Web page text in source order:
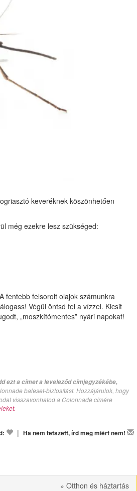
keveréknek köszönhetően
még ezekre lesz szükséged:
fentebb felsorolt olajok számunkra
Végül öntsd fel a vízzel. Kicsit
„moszkítómentes” nyári napokat!
ezt a címet a leveleződ címjegyzékébe,
baleset-biztosítást. Hozzájárulok, hogy
visszavonhatod a Colonnade címére
| Ha nem tetszett, írd meg miért nem!
» Otthon és háztartás